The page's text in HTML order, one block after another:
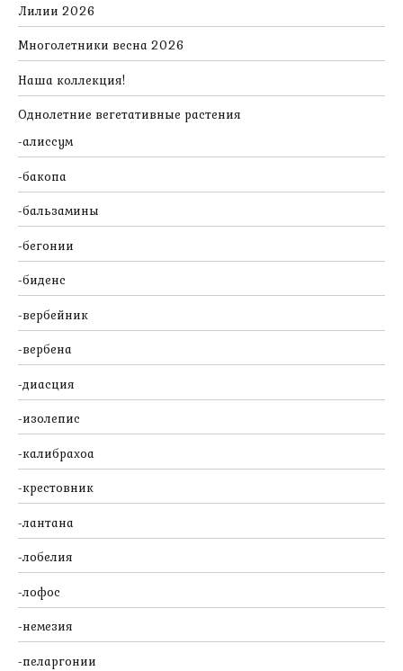
Лилии 2026
Многолетники весна 2026
Наша коллекция!
Однолетние вегетативные растения
алиссум
бакопа
бальзамины
бегонии
биденс
вербейник
вербена
диасция
изолепис
калибрахоа
крестовник
лантана
лобелия
лофос
немезия
пеларгонии